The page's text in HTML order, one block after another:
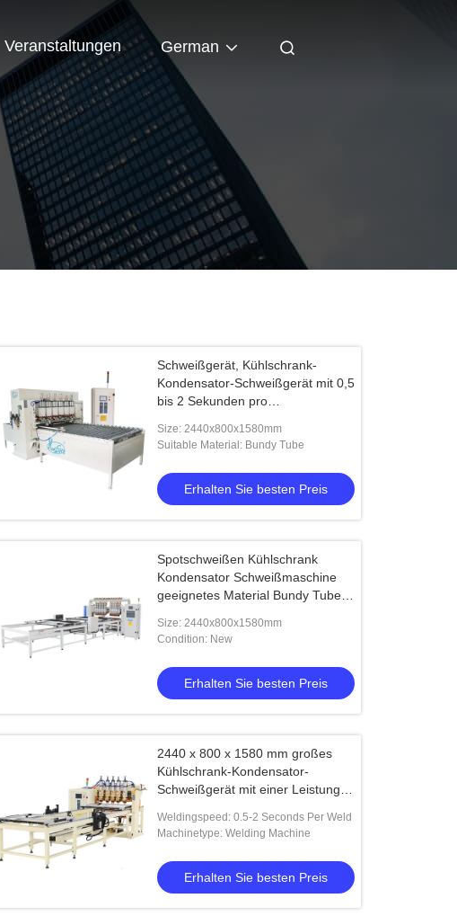
Veranstaltungen German
Schweißgerät, Kühlschrank-
Kondensator-Schweißgerät mit 0,5
bis 2 Sekunden pro
A Strom für die Montage von
Size: 2440x800x1580mm
Suitable Material: Bundy Tube
Erhalten Sie besten Preis
Spotschweißen Kühlschrank
Kondensator Schweißmaschine
geeignetes Material Bundy Tube
X 1400mm
Size: 2440x800x1580mm
Condition: New
Erhalten Sie besten Preis
2440 x 800 x 1580 mm großes
Kühlschrank-Kondensator-
Schweißgerät mit einer Leistung
Herstellung von Kühlgeräten
Weldingspeed: 0.5-2 Seconds Per Weld
Machinetype: Welding Machine
Erhalten Sie besten Preis